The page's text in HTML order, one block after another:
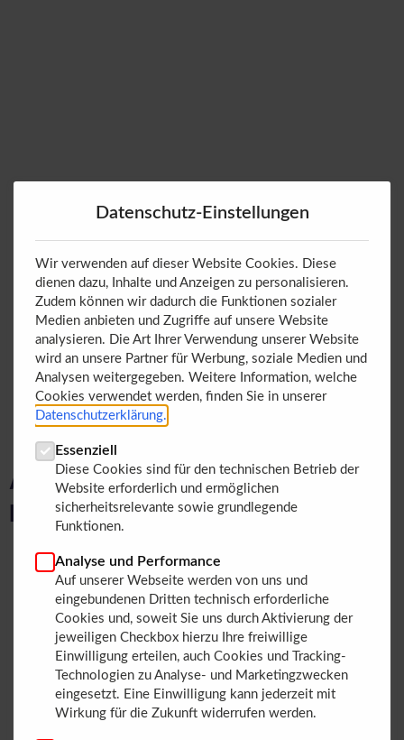
Am Stand präsentieren wir das
komplette Perinet-Portfolio:
periCORE – das Kommunikations-Herzstück für
intelligente Feldgeräte
periNET Smart Components– smarte Adapter,
Switches und Converter für Hybrid-SPE-
Netzwerke
periMICA – der modulare Edge-Computer zur
lokalen Datenverarbeitung
Datenschutz-Einstellungen
Wir verwenden auf dieser Website Cookies. Diese
dienen dazu, Inhalte und Anzeigen zu personalisieren.
Zudem können wir dadurch die Funktionen sozialer
Medien anbieten und Zugriffe auf unsere Website
analysieren. Die Art Ihrer Verwendung unserer Website
wird an unsere Partner für Werbung, soziale Medien und
Analysen weitergegeben. Weitere Information, welche
Cookies verwendet werden, finden Sie in unserer
Datenschutzerklärung.
Essenziell
Diese Cookies sind für den technischen Betrieb der
Website erforderlich und ermöglichen
sicherheitsrelevante sowie grundlegende
Funktionen.
Analyse und Performance
Auf unserer Webseite werden von uns und
eingebundenen Dritten technisch erforderliche
Cookies und, soweit Sie uns durch Aktivierung der
jeweiligen Checkbox hierzu Ihre freiwillige
Einwilligung erteilen, auch Cookies und Tracking-
Technologien zu Analyse- und Marketingzwecken
eingesetzt. Eine Einwilligung kann jederzeit mit
Wirkung für die Zukunft widerrufen werden.